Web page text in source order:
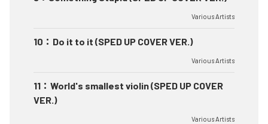
Various Artists
10 ： Do it to it (SPED UP COVER VER.)
Various Artists
11 ： World's smallest violin (SPED UP COVER
VER.)
Various Artists